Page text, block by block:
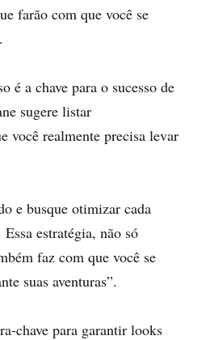
farão com que você se
é a chave para o sucesso de
sugere listar
você realmente precisa levar
e busque otimizar cada
estratégia, não só
faz com que você se
suas aventuras”.
chave para garantir looks